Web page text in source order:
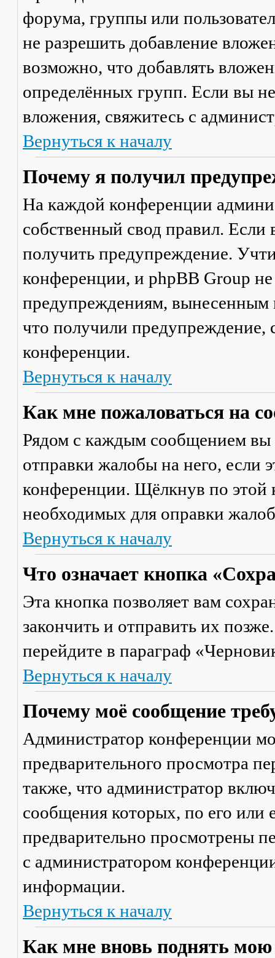
форума, группы или
не разрешить добавление
возможно, что добавлять
определённых групп. Если вы
вложения, свяжитесь с
Вернуться к началу
Почему я получил
На каждой конференции
собственный свод правил.
получить предупреждение.
конференции, и phpBB Group
предупреждениям, вынесенным
что получили предупреждение,
конференции.
Вернуться к началу
Как мне пожаловаться на
Рядом с каждым сообщением вы
отправки жалобы на него, если
конференции. Щёлкнув по этой
необходимых для оправки
Вернуться к началу
Что означает кнопка
Эта кнопка позволяет вам
закончить и отправить их
перейдите в параграф
Вернуться к началу
Почему моё сообщение
Администратор конференции
предварительного просмотра
также, что администратор
сообщения которых, по его
предварительно просмотрены
с администратором
информации.
Вернуться к началу
Как мне вновь поднять мою